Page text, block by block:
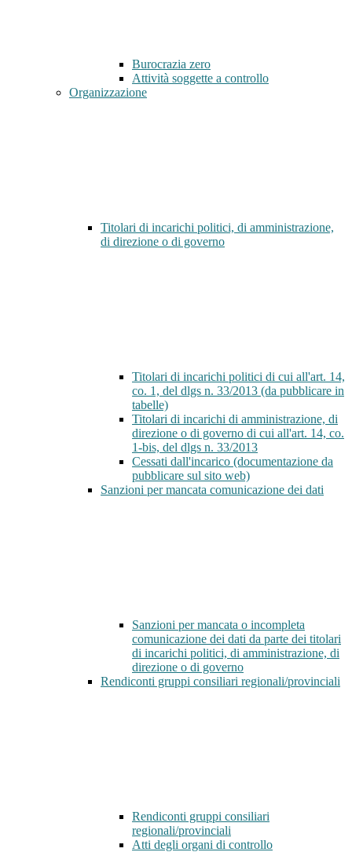
Burocrazia zero
Attività soggette a controllo
Organizzazione
Titolari di incarichi politici, di amministrazione,
di direzione o di governo
Titolari di incarichi politici di cui all'art. 14,
co. 1, del dlgs n. 33/2013 (da pubblicare in
tabelle)
Titolari di incarichi di amministrazione, di
direzione o di governo di cui all'art. 14, co.
1-bis, del dlgs n. 33/2013
Cessati dall'incarico (documentazione da
pubblicare sul sito web)
Sanzioni per mancata comunicazione dei dati
Sanzioni per mancata o incompleta
comunicazione dei dati da parte dei titolari
di incarichi politici, di amministrazione, di
direzione o di governo
Rendiconti gruppi consiliari regionali/provinciali
Rendiconti gruppi consiliari
regionali/provinciali
Atti degli organi di controllo